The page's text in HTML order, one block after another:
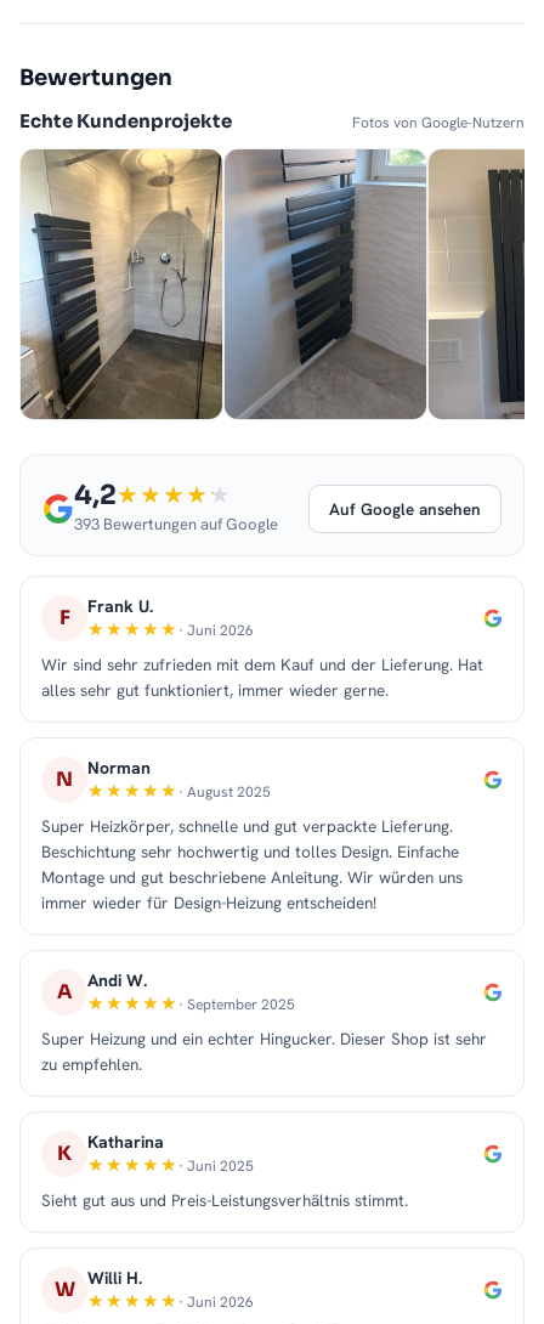
Bewertungen
Echte Kundenprojekte Fotos von Google-Nutzern
4,2
393 Bewertungen auf Google
Auf Google ansehen
F Frank U.
· Juni 2026
Wir sind sehr zufrieden mit dem Kauf und der Lieferung. Hat
alles sehr gut funktioniert, immer wieder gerne.
N Norman
· August 2025
Super Heizkörper, schnelle und gut verpackte Lieferung.
Beschichtung sehr hochwertig und tolles Design. Einfache
Montage und gut beschriebene Anleitung. Wir würden uns
immer wieder für Design-Heizung entscheiden!
A Andi W.
· September 2025
Super Heizung und ein echter Hingucker. Dieser Shop ist sehr
zu empfehlen.
K Katharina
· Juni 2025
Sieht gut aus und Preis-Leistungsverhältnis stimmt.
W Willi H.
· Juni 2026